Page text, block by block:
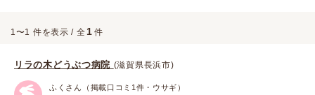
1〜1 件を表示 / 全 1 件
リラの木どうぶつ病院 (滋賀県長浜市)
ふくさん（掲載口コミ1件・ウサギ）